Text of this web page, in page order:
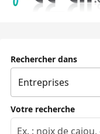
Rechercher dans
Votre recherche